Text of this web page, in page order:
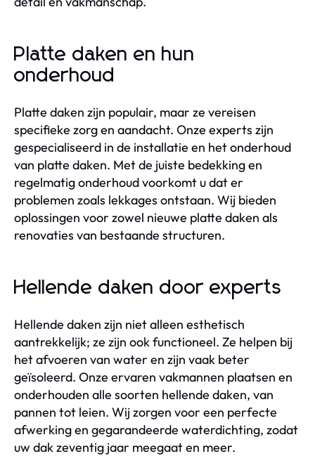
Platte daken en hun
onderhoud
Platte daken zijn populair, maar ze vereisen
specifieke zorg en aandacht. Onze experts zijn
gespecialiseerd in de installatie en het onderhoud
van platte daken. Met de juiste bedekking en
regelmatig onderhoud voorkomt u dat er
problemen zoals lekkages ontstaan. Wij bieden
oplossingen voor zowel nieuwe platte daken als
renovaties van bestaande structuren.
Hellende daken door experts
Hellende daken zijn niet alleen esthetisch
aantrekkelijk; ze zijn ook functioneel. Ze helpen bij
het afvoeren van water en zijn vaak beter
geïsoleerd. Onze ervaren vakmannen plaatsen en
onderhouden alle soorten hellende daken, van
pannen tot leien. Wij zorgen voor een perfecte
afwerking en gegarandeerde waterdichting, zodat
uw dak zeventig jaar meegaat en meer.